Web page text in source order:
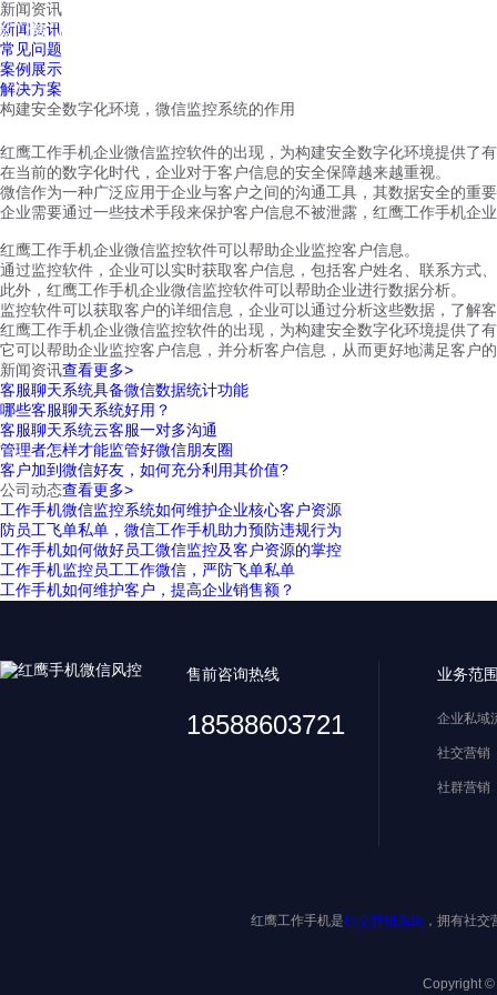
红鹰工作手机
新闻资讯
新闻资讯
常见问题
案例展示
解决方案
构建安全数字化环境，微信监控系统的作用
红鹰工作手机企业微信监控软件的出现，为构建安全数字化环境提供了
在当前的数字化时代，企业对于客户信息的安全保障越来越重视。
微信作为一种广泛应用于企业与客户之间的沟通工具，其数据安全的重
企业需要通过一些技术手段来保护客户信息不被泄露，红鹰工作手机企
红鹰工作手机企业微信监控软件可以帮助企业监控客户信息。
通过监控软件，企业可以实时获取客户信息，包括客户姓名、联系方式
此外，红鹰工作手机企业微信监控软件可以帮助企业进行数据分析。
监控软件可以获取客户的详细信息，企业可以通过分析这些数据，了解
红鹰工作手机企业微信监控软件的出现，为构建安全数字化环境提供了
它可以帮助企业监控客户信息，并分析客户信息，从而更好地满足客户
新闻资讯查看更多>
客服聊天系统具备微信数据统计功能
哪些客服聊天系统好用？
客服聊天系统云客服一对多沟通
管理者怎样才能监管好微信朋友圈
客户加到微信好友，如何充分利用其价值?
公司动态查看更多>
工作手机微信监控系统如何维护企业核心客户资源
防员工飞单私单，微信工作手机助力预防违规行为
工作手机如何做好员工微信监控及客户资源的掌控
工作手机监控员工工作微信，严防飞单私单
工作手机如何维护客户，提高企业销售额？
售前咨询热线
18588603721
业务范
企业私域
社交营销
社群营销
红鹰工作手机是社交营销系统 ，拥有社
Copyright ©